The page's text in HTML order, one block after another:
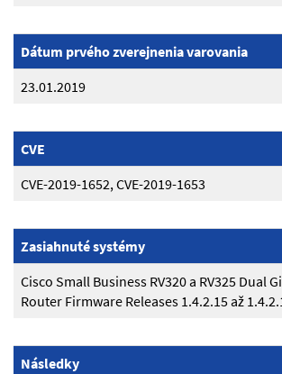
Dátum prvého zverejnenia varovania
23.01.2019
CVE
CVE-2019-1652, CVE-2019-1653
Zasiahnuté systémy
Cisco Small Business RV320 a RV325 Dual
Router Firmware Releases 1.4.2.15 až
Následky